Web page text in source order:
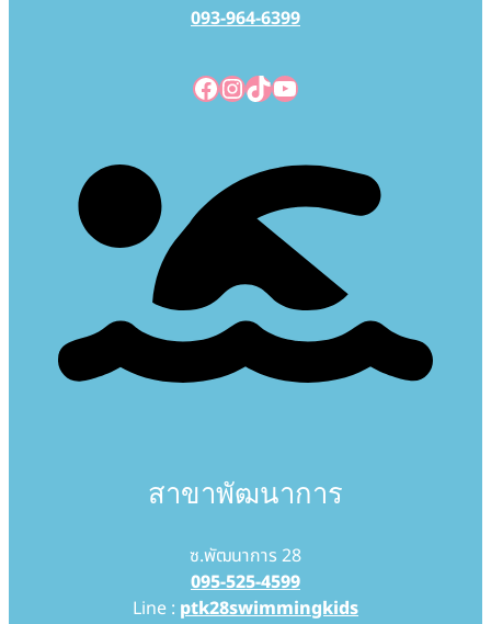
093-964-6399
Facebook
Instagram
TikTok
YouTube
สาขาพัฒนาการ
ซ.พัฒนาการ 28
095-525-4599
Line : ptk28swimmingkids